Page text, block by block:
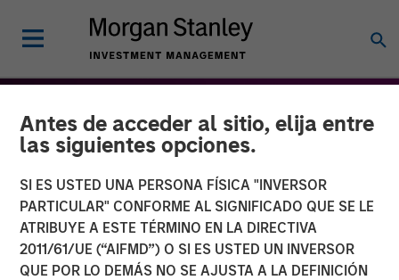
Antes de acceder al sitio, elija entre
las siguientes opciones.
SI ES USTED UNA PERSONA FÍSICA "INVERSOR
PARTICULAR" CONFORME AL SIGNIFICADO QUE SE LE
ATRIBUYE A ESTE TÉRMINO EN LA DIRECTIVA
2011/61/UE (“AIFMD”) O SI ES USTED UN INVERSOR
QUE POR LO DEMÁS NO SE AJUSTA A LA DEFINICIÓN